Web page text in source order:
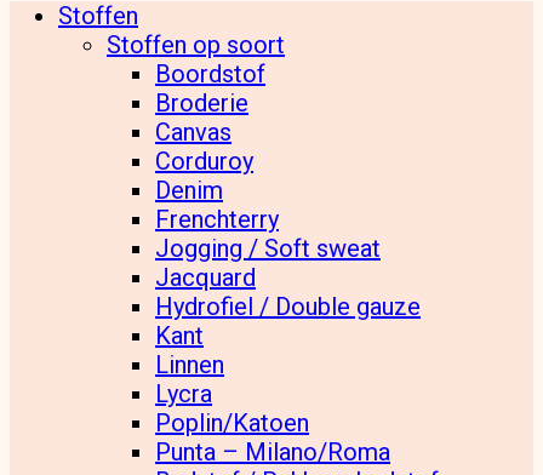
Stoffen
Stoffen op soort
Boordstof
Broderie
Canvas
Corduroy
Denim
Frenchterry
Jogging / Soft sweat
Jacquard
Hydrofiel / Double gauze
Kant
Linnen
Lycra
Poplin/Katoen
Punta – Milano/Roma